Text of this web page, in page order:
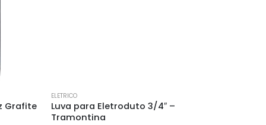
Grafite
ELETRICO
Luva para Eletroduto 3/4″ –
Tramontina